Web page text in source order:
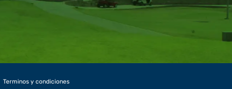
Terminos y condiciones